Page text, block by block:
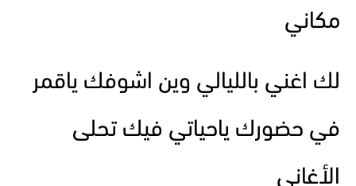
مكاني
لك اغني بالليالي وين اشوفك ياقمر
في حضورك ياحياتي فيك تحلى
الأغاني